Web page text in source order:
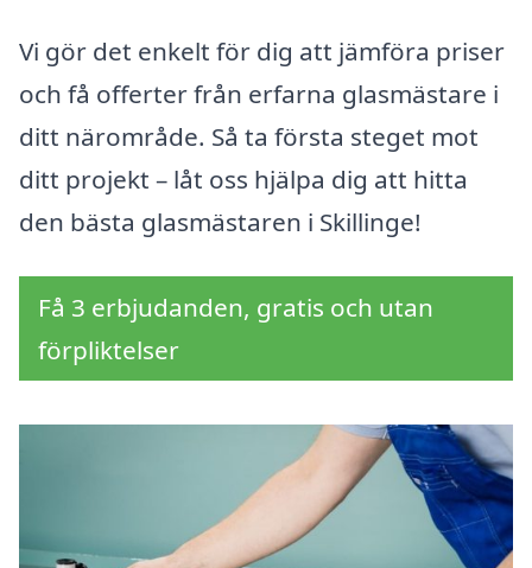
Vi gör det enkelt för dig att jämföra priser
och få offerter från erfarna glasmästare i
ditt närområde. Så ta första steget mot
ditt projekt – låt oss hjälpa dig att hitta
den bästa glasmästaren i Skillinge!
Få 3 erbjudanden, gratis och utan
förpliktelser